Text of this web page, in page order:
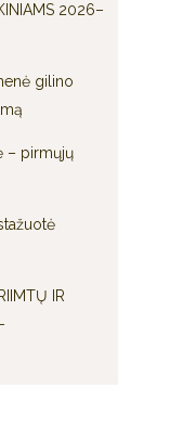
2026–
gilino
– pirmųjų
IR